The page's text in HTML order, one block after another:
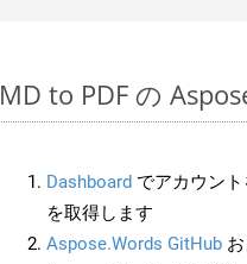
MD to PDF の
Dashboard でアカウン
を取得します
Aspose.Words GitHub